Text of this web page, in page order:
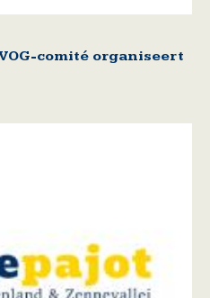
VOG-comité organiseert